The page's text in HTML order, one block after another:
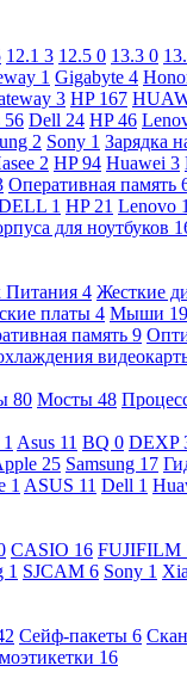
12.1 3 12.5 0 13.3 0
1 Gigabyte 4
3 HP 167
56 Dell 24 HP46
2 Sony 1 Зарядка
2 HP94 Huawei 3
Оперативная память
1 HP 21 Lenovo
для ноутбуков
Питания 4 Жесткие
платы 4 Мыши 19
память 9
80 Мосты 48
1 Asus 11 BQ 0 DEXP
25 Samsung 17
1 ASUS 11 Dell 1
CASIO 16 FUJIFILM
1 SJCAM 6 Sony 1
Сейф-пакеты 6
16